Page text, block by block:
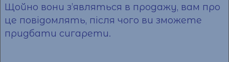
Щойно вони з’являться в продажу, вам про
це повідомлять, після чого ви зможете
придбати сигарети.